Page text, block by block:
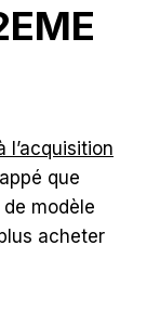
l’acquisition
que
modèle
acheter